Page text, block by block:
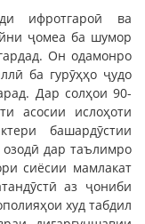
ифротгароӣ ва
ҷомеа ба шумор
Он одамонро
ба гурӯҳҳо ҷудо
Дар солҳои 90-
асосии ислоҳоти
башардӯстии
дар таълимро
сиёсии мамлакат
аз ҷониби
худ табдил